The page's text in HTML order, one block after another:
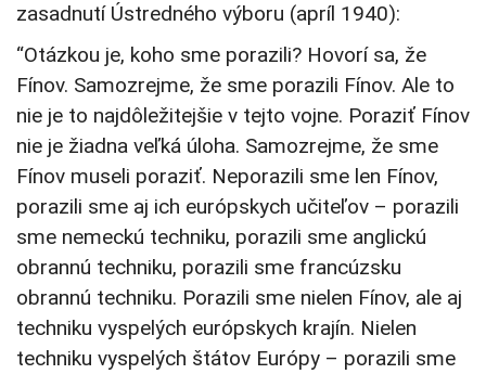
zasadnutí Ústredného výboru (apríl 1940):
“Otázkou je, koho sme porazili? Hovorí sa, že
Fínov. Samozrejme, že sme porazili Fínov. Ale to
nie je to najdôležitejšie v tejto vojne. Poraziť Fínov
nie je žiadna veľká úloha. Samozrejme, že sme
Fínov museli poraziť. Neporazili sme len Fínov,
porazili sme aj ich európskych učiteľov – porazili
sme nemeckú techniku, porazili sme anglickú
obrannú techniku, porazili sme francúzsku
obrannú techniku. Porazili sme nielen Fínov, ale aj
techniku vyspelých európskych krajín. Nielen
techniku vyspelých štátov Európy – porazili sme